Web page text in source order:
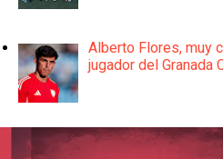
Alberto Flores, muy
jugador del Granada